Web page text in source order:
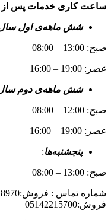
ساعت کاری خدمات پس
شش ماهه‌ی اول
صبح: 13:00 – 08:00
عصر : 19:00 – 16:00
شش ماهه‌ی دوم
صبح: 12:00 – 08:00
عصر : 19:00 – 16:00
پنجشنبه‌ها:
صبح: 13:00 – 08:00
فروش:05142215700